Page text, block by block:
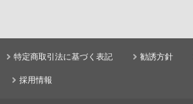
特定商取引法に基づく表記 勧誘方針
採用情報